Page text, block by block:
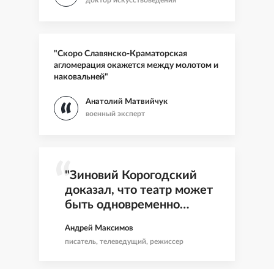
"Скоро Славянско-Краматорская
агломерация окажется между молотом и
наковальней"
Анатолий Матвийчук
военный эксперт
"Зиновий Корогодский
доказал, что театр может
быть одновременно
всегда живой"
Андрей Максимов
писатель, телеведущий, режиссер